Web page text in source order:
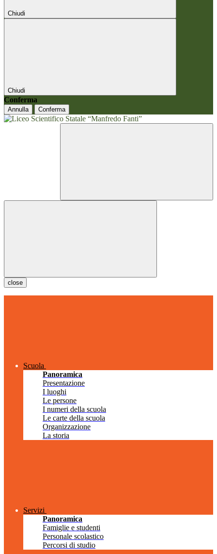
Chiudi
Chiudi
Conferma
Annulla Conferma
close
Scuola
Panoramica
Presentazione
I luoghi
Le persone
I numeri della scuola
Le carte della scuola
Organizzazione
La storia
Servizi
Panoramica
Famiglie e studenti
Personale scolastico
Percorsi di studio